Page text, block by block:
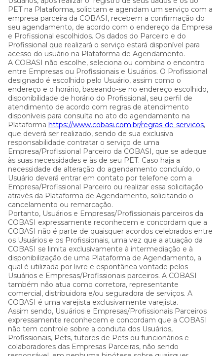
PET na Plataforma, solicitam e agendam um serviço com a
empresa parceira da COBASI, recebem a confirmação do
seu agendamento, de acordo com o endereço da Empresa
e Profissional escolhidos. Os dados do Parceiro e do
Profissional que realizará o serviço estará disponível para
acesso do usuário na Plataforma de Agendamento.
A COBASI não escolhe, seleciona ou combina o encontro
entre Empresas ou Profissionais e Usuários. O Profissional
designado é escolhido pelo Usuário, assim como o
endereço e o horário, baseando-se no endereço escolhido,
disponibilidade de horário do Profissional, seu perfil de
atendimento de acordo com regras de atendimento
disponíveis para consulta no ato do agendamento na
Plataforma https://www.cobasi.com.br/regras-de-servicos,
que deverá ser realizado, sendo de sua exclusiva
responsabilidade contratar o serviço de uma
Empresa/Profissional Parceiro da COBASI, que se adeque
às suas necessidades e às de seu PET. Caso haja a
necessidade de alteração do agendamento concluído, o
Usuário deverá entrar em contato por telefone com a
Empresa/Profissional Parceiro ou realizar essa solicitação
através da Plataforma de Agendamento, solicitando o
cancelamento ou remarcação.
Portanto, Usuários e Empresas/Profissionais parceiros da
COBASI expressamente reconhecem e concordam que a
COBASI não é parte de quaisquer acordos celebrados entre
os Usuários e os Profissionais, uma vez que a atuação da
COBASI se limita exclusivamente à intermediação e à
disponibilização de uma Plataforma de Agendamento, a
qual é utilizada por livre e espontânea vontade pelos
Usuários e Empresas/Profissionais parceiros. A COBASI
também não atua como corretora, representante
comercial, distribuidora e/ou seguradora de serviços. A
COBASI é uma varejista exclusivamente varejista.
Assim sendo, Usuários e Empresas/Profissionais Parceiros
expressamente reconhecem e concordam que a COBASI
não tem controle sobre a conduta dos Usuários,
Profissionais, Pets, tutores de Pets ou funcionários e
colaboradores das Empresas Parceiras, não sendo